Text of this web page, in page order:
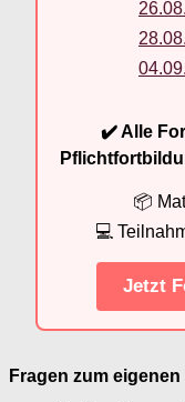
✔️ Alle
📦
💻
Jetzt
Fragen zum eigenen